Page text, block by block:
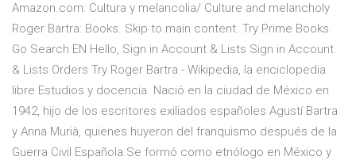
Amazon.com: Cultura y melancolia/ Culture and melancholy
Roger Bartra: Books. Skip to main content. Try Prime Books.
Go Search EN Hello, Sign in Account & Lists Sign in Account
& Lists Orders Try Roger Bartra - Wikipedia, la enciclopedia
libre Estudios y docencia. Nació en la ciudad de México en
1942, hijo de los escritores exiliados españoles Agustí Bartra
y Anna Murià, quienes huyeron del franquismo después de la
Guerra Civil Española.Se formó como etnólogo en México y